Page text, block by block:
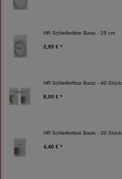
HR Schleiferlitze Basic - 25 cm
2,95 € *
HR Schleiferlitze Basic - 40 Stück
8,00 € *
HR Schleiferlitze Basic - 20 Stück
4,40 € *